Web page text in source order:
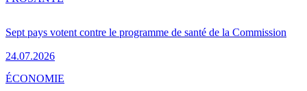
Sept pays votent contre le programme de santé de la Commission
24.07.2026
ÉCONOMIE